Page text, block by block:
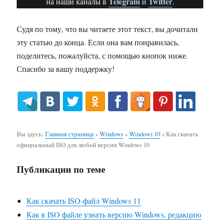
Судя по тому, что вы читаете этот текст, вы дочитали
эту статью до конца. Если она вам понравилась,
поделитесь, пожалуйста, с помощью кнопок ниже.
Спасибо за вашу поддержку!
Вы здесь:Главная страница»Windows»Windows 10»Как скачать
официальный ISO для любой версии Windows 10
Публикации по теме
Как скачать ISO-файл Windows 11
Как в ISO файле узнать версию Windows, редакцию